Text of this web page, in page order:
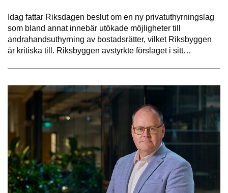
Idag fattar Riksdagen beslut om en ny privatuthyrningslag
som bland annat innebär utökade möjligheter till
andrahandsuthyrning av bostadsrätter, vilket Riksbyggen
är kritiska till. Riksbyggen avstyrkte förslaget i sitt…